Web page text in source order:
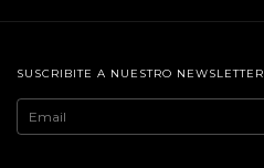
SUSCRIBITE A NUESTRO NEWSLETTER